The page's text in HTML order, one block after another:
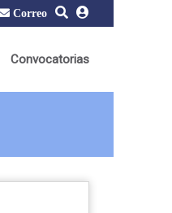
Correo
Convocatorias